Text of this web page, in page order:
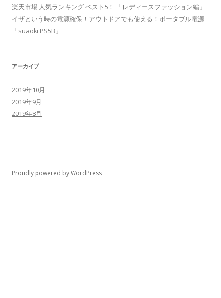
楽天市場 人気ランキング ベスト5！ 「レディースファッション編」
イザという時の電源確保！アウトドアでも使える！ポータブル電源
「suaoki PS5B」
アーカイブ
2019年10月
2019年9月
2019年8月
Proudly powered by WordPress